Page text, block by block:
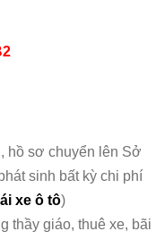
hồ sơ chuyển lên Sở
sinh bất kỳ chi phí
xe ô tô)
thầy giáo, thuê xe, bãi